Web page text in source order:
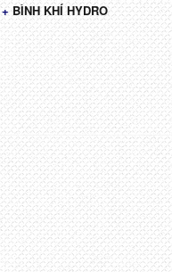
Điều
hướng
bài
viết
BÌNH KHÍ HYDRO